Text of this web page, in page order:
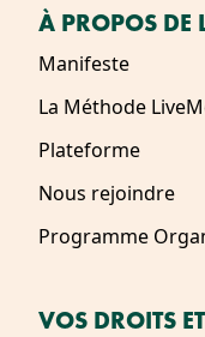
À PROPOS DE
Manifeste
La Méthode
Plateforme
Nous rejoindre
Programme
VOS DROITS